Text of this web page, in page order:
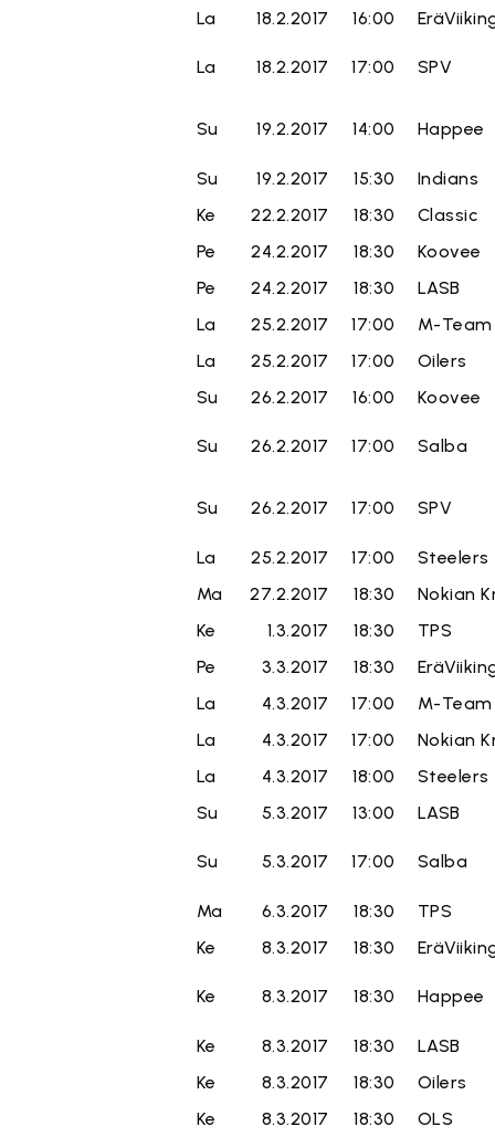
La 18.2.2017 16:00
La 18.2.2017 17:00 SPV
Su 19.2.2017 14:00 Happee
Su 19.2.2017 15:30
Indians
Ke
22.2.2017 18:30
Classic
Pe
24.2.2017 18:30
Koovee
Pe
24.2.2017 18:30
LASB
La
25.2.2017 17:00
M-Team
La
25.2.2017 17:00
Oilers
Su
26.2.2017 16:00 Koovee
Su 26.2.2017 17:00 Salba
Su 26.2.2017 17:00 SPV
La 25.2.2017 17:00
Steelers
Ma
27.2.2017 18:30
Nokian
Ke
1.3.2017 18:30
TPS
Pe
3.3.2017 18:30
La
4.3.2017 17:00
M-Team
La
4.3.2017 17:00
Nokian
La
4.3.2017 18:00
Steelers
Su
5.3.2017 13:00 LASB
Su 5.3.2017 17:00 Salba
Ma 6.3.2017 18:30
TPS
Ke
8.3.2017 18:30
Ke 8.3.2017 18:30 Happee
Ke 8.3.2017 18:30
LASB
Ke
8.3.2017 18:30
Oilers
Ke
8.3.2017 18:30 OLS